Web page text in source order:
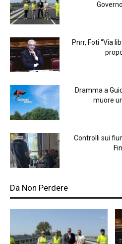
Pnrr, Foti “Via
Dramma a
muore
Controlli sui
Da Non Perdere